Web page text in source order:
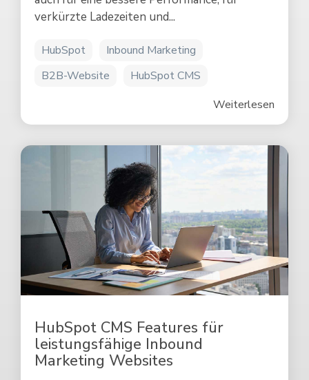
verkürzte Ladezeiten und...
HubSpot
Inbound Marketing
B2B-Website
HubSpot CMS
Weiterlesen
HubSpot CMS Features für
leistungsfähige Inbound
Marketing Websites